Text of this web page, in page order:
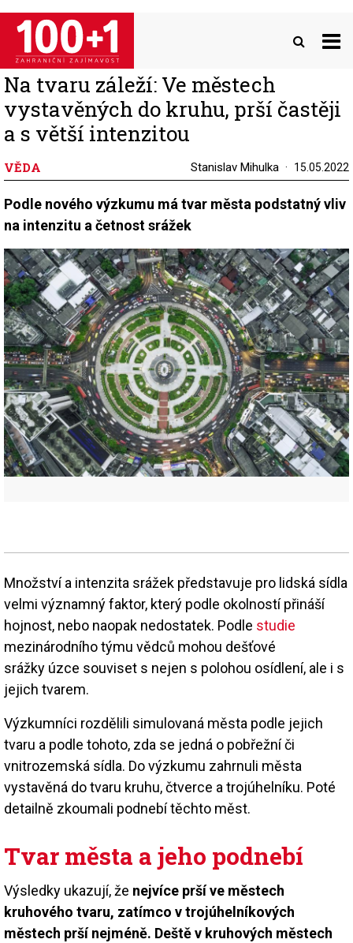
Přejít
hlavnímu
obsahu
Na tvaru záleží: Ve městech
vystavěných do kruhu, prší častěji
a s větší intenzitou
VĚDA Stanislav Mihulka 15.05.2022
Podle nového výzkumu má tvar města podstatný vliv
na intenzitu a četnost srážek
Množství a intenzita srážek představuje pro lidská sídla
velmi významný faktor, který podle okolností přináší
hojnost, nebo naopak nedostatek. Podle studie
mezinárodního týmu vědců mohou dešťové
srážky úzce souviset s nejen s polohou osídlení, ale i s
jejich tvarem.
Výzkumníci rozdělili simulovaná města podle jejich
tvaru a podle tohoto, zda se jedná o pobřežní či
vnitrozemská sídla. Do výzkumu zahrnuli města
vystavěná do tvaru kruhu, čtverce a trojúhelníku. Poté
detailně zkoumali podnebí těchto měst.
Tvar města a jeho podnebí
Výsledky ukazují, že nejvíce prší ve městech
kruhového tvaru, zatímco v trojúhelníkových
městech prší nejméně. Deště v kruhových městech